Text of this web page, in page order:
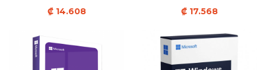
₡ 14.608 ₡ 17.568